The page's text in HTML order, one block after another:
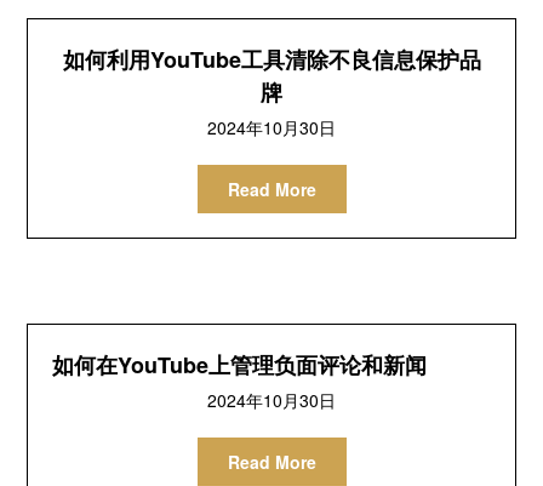
如何利用YouTube工具清除不良信息保护品
牌
2024年10月30日
Read More
如何在YouTube上管理负面评论和新闻
2024年10月30日
Read More